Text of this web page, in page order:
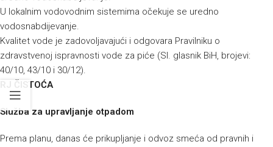
U lokalnim vodovodnim sistemima očekuje se uredno
vodosnabdijevanje.
Kvalitet vode je zadovoljavajući i odgovara Pravilniku o
zdravstvenoj ispravnosti vode za piće (Sl. glasnik BiH, brojevi:
40/10, 43/10 i 30/12).
RJ ČISTOĆA
Služba za upravljanje otpadom
Prema planu, danas će prikupljanje i odvoz smeća od pravnih i